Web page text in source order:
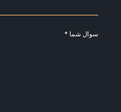
سوال شما *